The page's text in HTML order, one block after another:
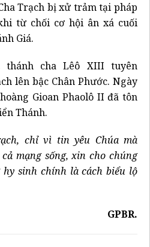
Trạch bị xử trảm tại pháp
từ chối cơ hội ân xá cuối
Giá.
thánh cha Lêô XIII tuyên
lên bậc Chân Phước. Ngày
Gioan Phaolô II đã tôn
Thánh.
chỉ vì tin yêu Chúa mà
mạng sống, xin cho chúng
sinh chính là cách biểu lộ
GPBR.